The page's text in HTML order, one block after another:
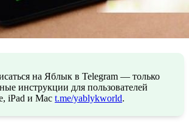
на Яблык в Telegram — только
инструкции для пользователей
iPad и Mac t.me/yablykworld.